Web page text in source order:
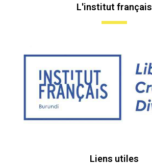
L'institut français
Liens utiles